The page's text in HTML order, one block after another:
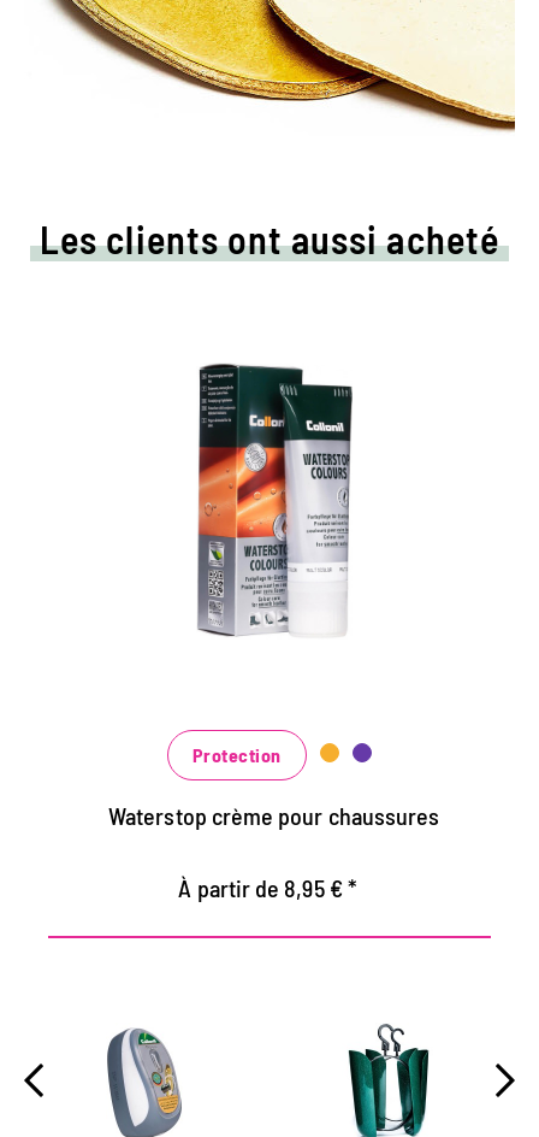
Les clients ont aussi acheté
Crème de couleur colorée
et d'imprégnation
Maintient tous les matériaux de cuir lisse et
de haute technologie avec effet
d'imprégnation
bleu, vert et rouge
Protection
Waterstop crème pour chaussures
À partir de 8,95 € *